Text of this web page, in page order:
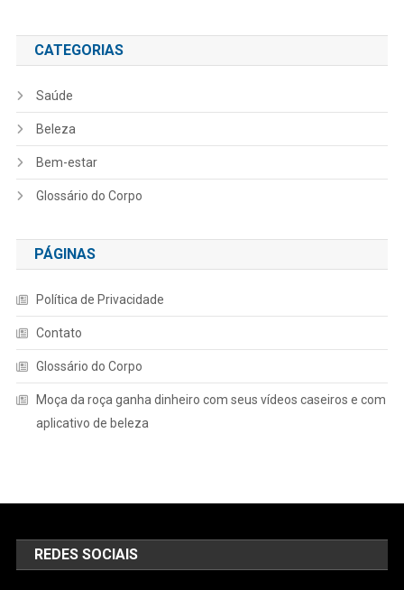
CATEGORIAS
Saúde
Beleza
Bem-estar
Glossário do Corpo
PÁGINAS
Política de Privacidade
Contato
Glossário do Corpo
Moça da roça ganha dinheiro com seus vídeos caseiros e com
aplicativo de beleza
REDES SOCIAIS